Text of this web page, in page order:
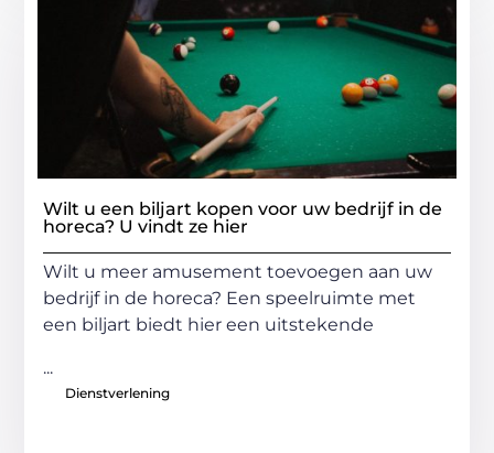
Wilt u een biljart kopen voor uw bedrijf in de
horeca? U vindt ze hier
Wilt u meer amusement toevoegen aan uw
bedrijf in de horeca? Een speelruimte met
een biljart biedt hier een uitstekende
...
Dienstverlening